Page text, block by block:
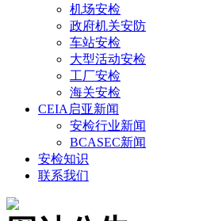
机场安检
政府机关安防
车站安检
大型活动安检
工厂安检
海关安检
CEIA启亚新闻
安检行业新闻
BCASEC新闻
安检知识
联系我们